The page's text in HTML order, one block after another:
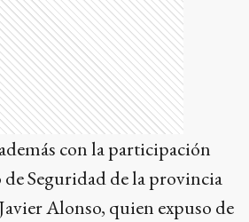
con la participación
Seguridad de la provincia
Alonso, quien expuso de